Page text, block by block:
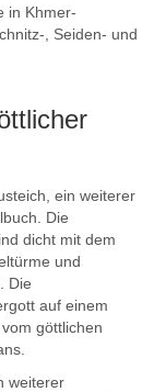
in Khmer-
, Seiden- und
ein weiterer
Die
dicht mit dem
und
Die
auf einem
göttlichen
weiterer